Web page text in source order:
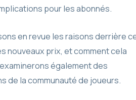
pour les abonnés.
en revue les raisons derrière
nouveaux prix, et comment cela
également des
de la communauté de joueurs.